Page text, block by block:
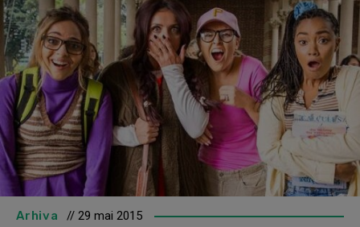
Arhiva // 29 mai 2015